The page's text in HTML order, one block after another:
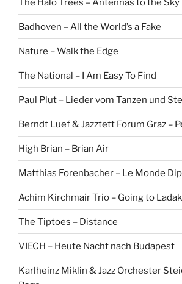
The Halo Trees – Antennas to the Sky
Badhoven – All the World’s a Fake
Nature – Walk the Edge
The National – I Am Easy To Find
Paul Plut – Lieder vom Tanzen und
Berndt Luef & Jazztett Forum Graz –
High Brian – Brian Air
Matthias Forenbacher – Le Monde
Achim Kirchmair Trio – Going to
The Tiptoes – Distance
VIECH – Heute Nacht nach Budapest
Karlheinz Miklin & Jazz Orchester